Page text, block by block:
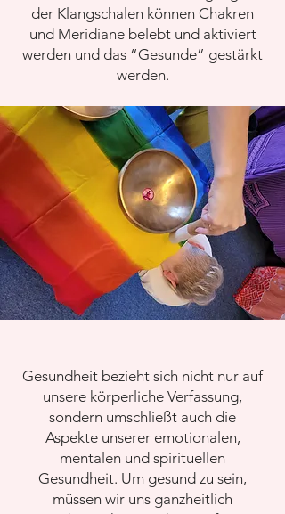
der Klangschalen können Chakren
und Meridiane belebt und aktiviert
werden und das “Gesunde” gestärkt
werden.
Gesundheit bezieht sich nicht nur auf
unsere körperliche Verfassung,
sondern umschließt auch die
Aspekte unserer emotionalen,
mentalen und spirituellen
Gesundheit. Um gesund zu sein,
müssen wir uns ganzheitlich